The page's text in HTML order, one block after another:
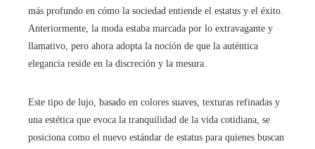
más profundo en cómo la sociedad entiende el estatus y el éxito.
Anteriormente, la moda estaba marcada por lo extravagante y
llamativo, pero ahora adopta la noción de que la auténtica
elegancia reside en la discreción y la mesura.
Este tipo de lujo, basado en colores suaves, texturas refinadas y
una estética que evoca la tranquilidad de la vida cotidiana, se
posiciona como el nuevo estándar de estatus para quienes buscan